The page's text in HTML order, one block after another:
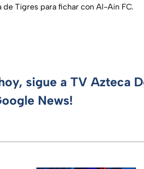
Tigres para fichar con Al-Ain FC.
sigue a TV Azteca
News!